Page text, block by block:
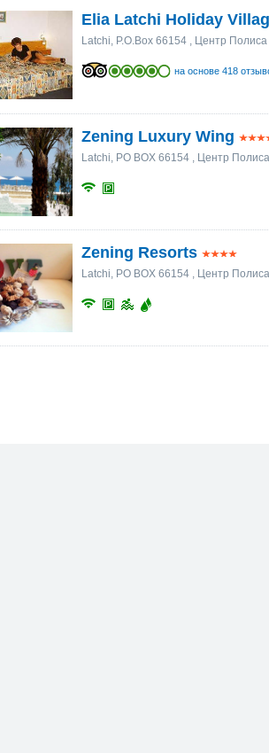
Elia Latchi Holiday
Latchi, P.O.Box 66154, Центр Полиса
на основе 418
Zening Luxury Wing
Latchi, PO BOX 66154, Центр
Zening Resorts
Latchi, PO BOX 66154, Центр